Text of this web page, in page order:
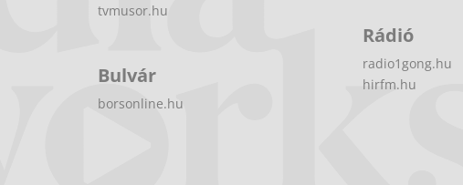
tvmusor.hu
Bulvár
borsonline.hu
Rádió
radio1gong.hu
hirfm.hu